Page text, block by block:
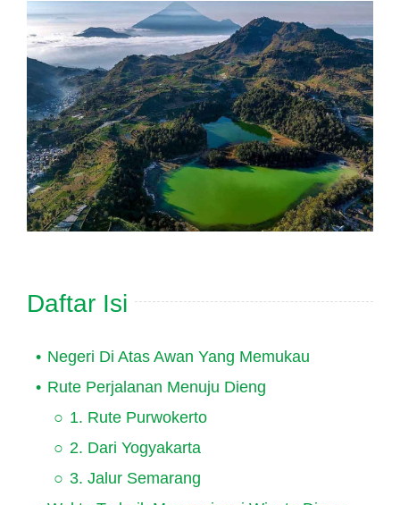
Daftar Isi
Negeri Di Atas Awan Yang Memukau
Rute Perjalanan Menuju Dieng
1. Rute Purwokerto
2. Dari Yogyakarta
3. Jalur Semarang